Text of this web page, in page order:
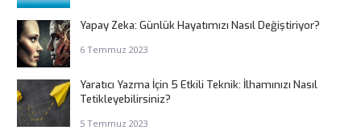
Yapay Zeka: Günlük Hayatımızı Nasıl Değiştiriyor?
6 Temmuz 2023
Yaratıcı Yazma İçin 5 Etkili Teknik: İlhamınızı Nasıl
Tetikleyebilirsiniz?
5 Temmuz 2023